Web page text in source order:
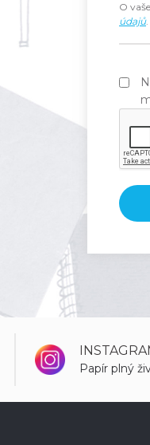
O
údajů.
Papír plný